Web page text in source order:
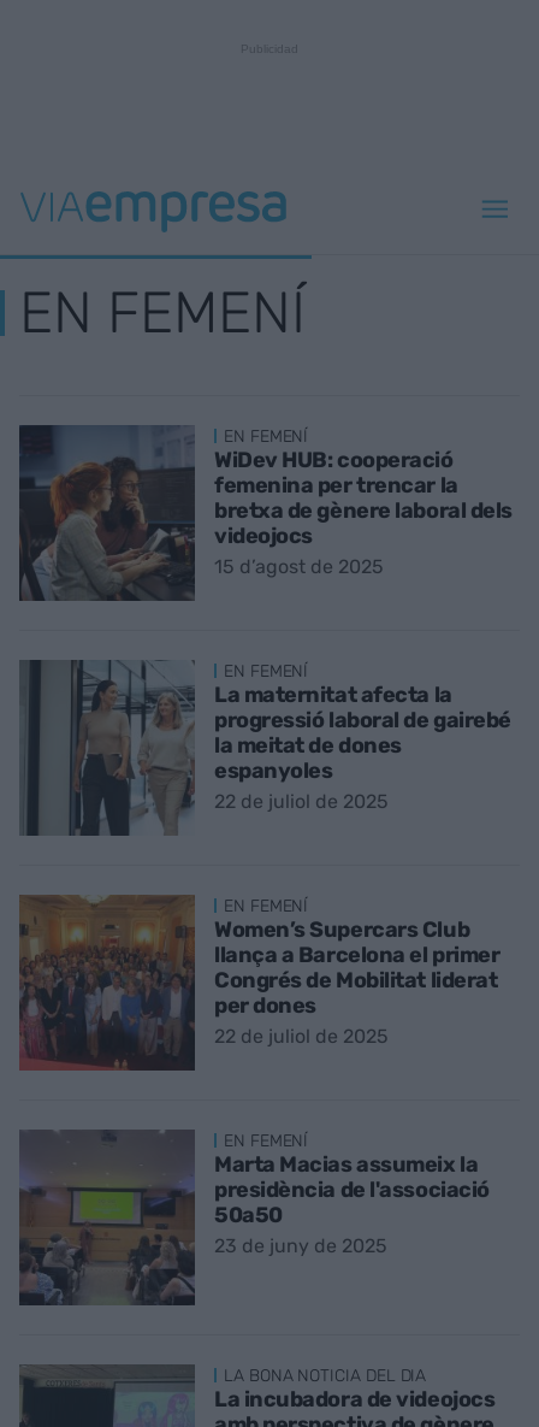
EN FEMENÍ
EN FEMENÍ
WiDev HUB: cooperació
femenina per trencar la
bretxa de gènere laboral dels
videojocs
15 d’agost de 2025
EN FEMENÍ
La maternitat afecta la
progressió laboral de gairebé
la meitat de dones
espanyoles
22 de juliol de 2025
EN FEMENÍ
Women’s Supercars Club
llança a Barcelona el primer
Congrés de Mobilitat liderat
per dones
22 de juliol de 2025
EN FEMENÍ
Marta Macias assumeix la
presidència de l'associació
50a50
23 de juny de 2025
LA BONA NOTICIA DEL DIA
La incubadora de videojocs